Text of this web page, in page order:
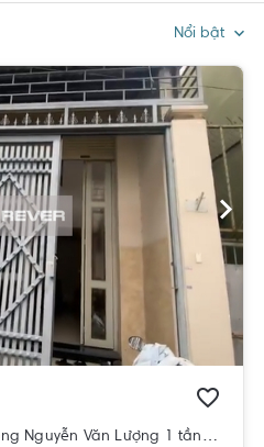
Nổi bật
Mặt bằng kinh doanh Đường Nguyễn Văn Lượng 1 tầng diện tích 50m²